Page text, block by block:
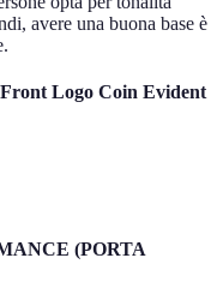
avere una buona base è
Logo Coin Evident
(PORTA